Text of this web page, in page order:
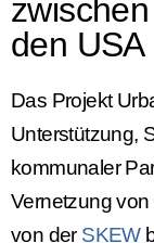
den USA
Das Projekt
Unterstützung,
kommunaler
Vernetzung
von der SKEW